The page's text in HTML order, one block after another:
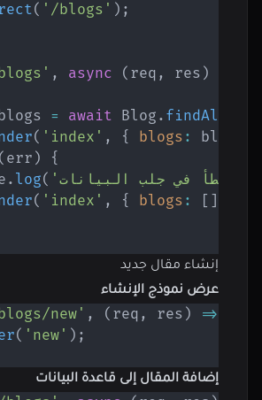
( '/blogs' ) ;
, async ( req , res )
= await Blog . findAll
( 'index' , { blogs : blogs
( err )
{
. log(
( 'index' , { blogs :
إنشاء مقال جديد
عرض نموذج الإنشاء
new' , ( req , res ) =>
( 'new' ) ;
إضافة المقال إلى قاعدة البيانات